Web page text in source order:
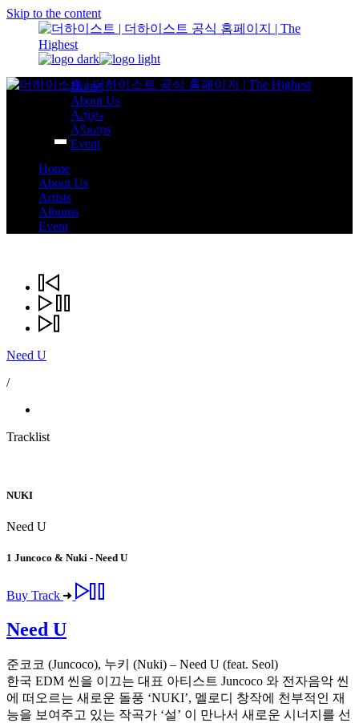
Skip to the content
Home
About Us
Artists
Albums
Event
Home
About Us
Artists
Albums
Event
Need U
/
Tracklist
NUKI
Need U
1 Juncoco & Nuki - Need U
Buy Track
Need U
준코코 (Juncoco), 누키 (Nuki) – Need U (feat. Seol)
한국 EDM 씬을 이끄는 대표 아티스트 Juncoco 와 전자음악 씬
에 떠오르는 새로운 돌풍 ‘NUKI’, 멜로디 창작에 천부적인 재
능을 보여주고 있는 작곡가 ‘설’ 이 만나서 새로운 시너지를 선